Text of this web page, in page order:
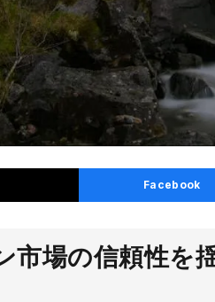
Facebook
市場の信頼性を